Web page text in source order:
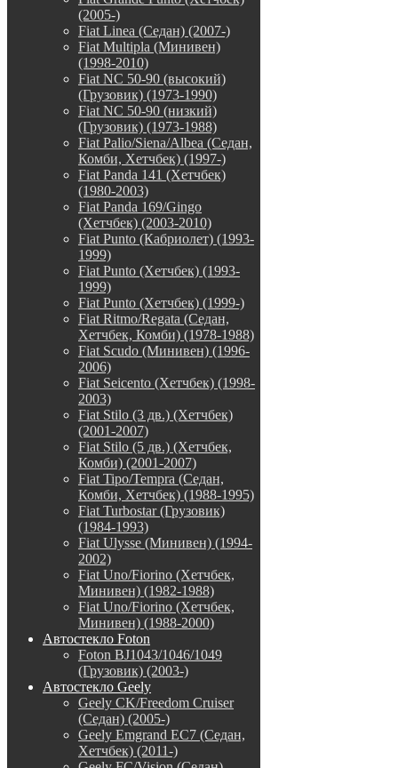
(2005-)
Fiat Linea (Седан) (2007-)
Fiat Multipla (Минивен)
(1998-2010)
Fiat NC 50-90 (высокий)
(Грузовик) (1973-1990)
Fiat NC 50-90 (низкий)
(Грузовик) (1973-1988)
Fiat Palio/Siena/Albea (Седан,
Комби, Хетчбек) (1997-)
Fiat Panda 141 (Хетчбек)
(1980-2003)
Fiat Panda 169/Gingo
(Хетчбек) (2003-2010)
Fiat Punto (Кабриолет) (1993-
1999)
Fiat Punto (Хетчбек) (1993-
1999)
Fiat Punto (Хетчбек) (1999-)
Fiat Ritmo/Regata (Седан,
Хетчбек, Комби) (1978-1988)
Fiat Scudo (Минивен) (1996-
2006)
Fiat Seicento (Хетчбек) (1998-
2003)
Fiat Stilo (3 дв.) (Хетчбек)
(2001-2007)
Fiat Stilo (5 дв.) (Хетчбек,
Комби) (2001-2007)
Fiat Tipo/Tempra (Седан,
Комби, Хетчбек) (1988-1995)
Fiat Turbostar (Грузовик)
(1984-1993)
Fiat Ulysse (Минивен) (1994-
2002)
Fiat Uno/Fiorino (Хетчбек,
Минивен) (1982-1988)
Fiat Uno/Fiorino (Хетчбек,
Минивен) (1988-2000)
Автостекло Foton
Foton BJ1043/1046/1049
(Грузовик) (2003-)
Автостекло Geely
Geely CK/Freedom Cruiser
(Седан) (2005-)
Geely Emgrand EC7 (Седан,
Хетчбек) (2011-)